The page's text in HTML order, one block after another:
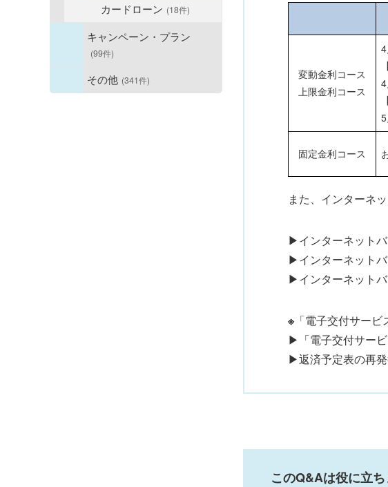
カードローン (18件)
キャンペーン・プラン
(99件)
その他 (341件)
変動金利コース
上限金利コース
固定金利コース
また、インターネ
▶インターネット
▶インターネット
▶インターネット
※ 「電子交付サー
▶「電子交付サー
▶返済予定表の再
このQ&Aは役に立ち